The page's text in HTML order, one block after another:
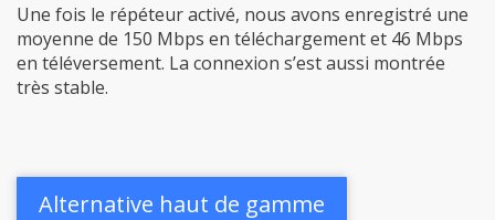
Une fois le répéteur activé, nous avons enregistré une
moyenne de 150 Mbps en téléchargement et 46 Mbps
en téléversement. La connexion s’est aussi montrée
très stable.
Alternative haut de gamme